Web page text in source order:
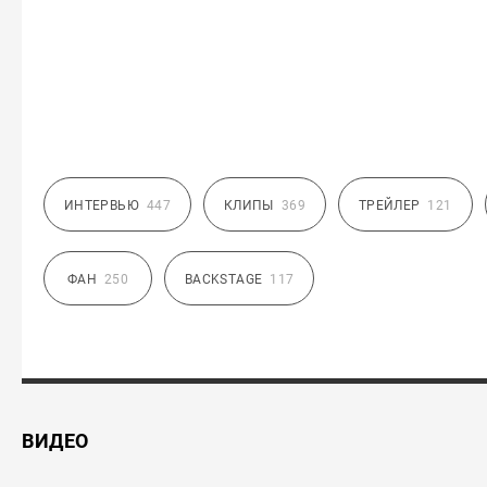
ИНТЕРВЬЮ 447 КЛИПЫ 369 ТРЕЙЛЕР 121
ФАН 250 BACKSTAGE 117
ВИДЕО